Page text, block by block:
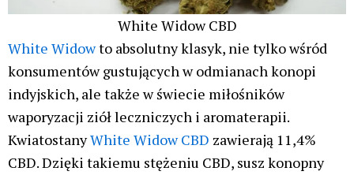
White Widow CBD
White Widowto absolutny klasyk, nie tylko wśród
konsumentów gustujących w odmianach konopi
indyjskich, ale także w świecie miłośników
waporyzacji ziół leczniczych i aromaterapii.
KwiatostanyWhite Widow CBD zawierają 11,4%
CBD. Dzięki takiemu stężeniu CBD, susz konopny